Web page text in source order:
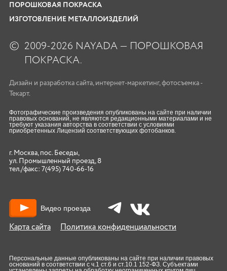
ПОРОШКОВАЯ ПОКРАСКА
ИЗГОТОВЛЕНИЕ МЕТАЛЛОИЗДЕЛИЙ
© 2009-2026 NAYADA — ПОРОШКОВАЯ
ПОКРАСКА.
Дизайн и разработка сайта, интернет-маркетинг,фотосъемка -
Текарт.
Фотографические произведения опубликованы на сайте при наличии
правовых оснований, не являются редакционными материалами и не
требуют указания авторства в соответствии с условиями
приобретенных Лицензий соответствующих фотобанков.
г. Москва, пос. Беседы,
ул. Промышленный проезд, 8
тел./факс: 7(495) 740-66-16
Карта сайта Политика конфиденциальности
Видео проезда
Персональные данные опубликованы на сайте при наличии правовых
оснований в соответствии с ч.1 ст.6 и ст.10.1 152-ФЗ. Субъектами